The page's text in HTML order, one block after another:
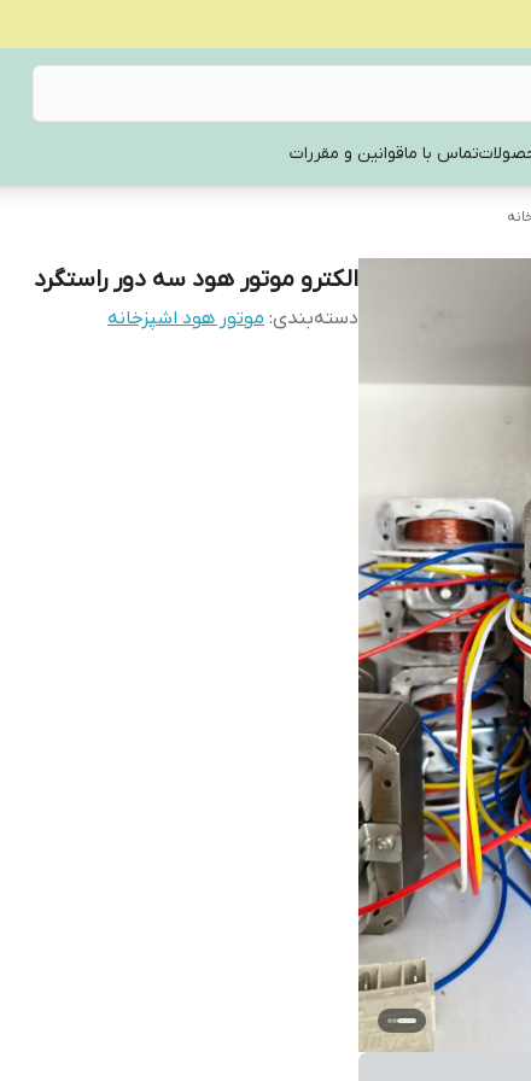
تماس با ماقوانین و مقررات
الکترو موتور هود سه دور راستگرد
دسته‌بندی: موتور هود اشپزخانه